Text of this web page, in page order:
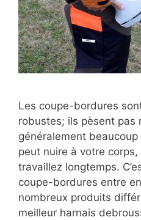
Les coupe-bordures
robustes; ils pèsent pas
généralement
peut nuire à votre
travaillez longtemps.
coupe-bordures entre
nombreux produits
meilleur harnais